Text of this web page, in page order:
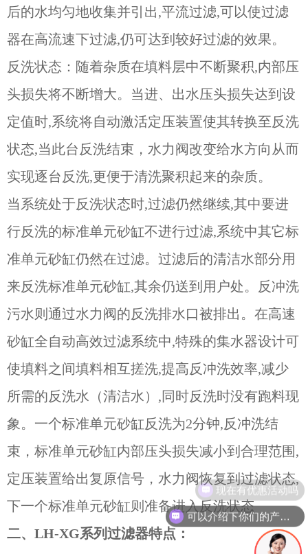
后的水均匀地收集并引出,平流过滤,可以使过滤
器在高流速下过滤,仍可达到较好过滤的效果。
反洗状态：随着杂质在填料层中不断聚积,内部压
头损失将不断增大。当进、出水压头损失达到设
定值时,系统将自动激活定压装置使其转换至反洗
状态,当此台反洗结束，水力阀改变给水方向从而
实现逐台反洗,更便于清洗聚积起来的杂质。
当系统处于反洗状态时,过滤仍然继续,其中要进
行反洗的标准单元砂缸不进行过滤,系统中其它标
准单元砂缸仍然在过滤。过滤后的清洁水部分用
来反洗标准单元砂缸,其余仍送到用户处。反冲洗
污水则通过水力阀的反洗排水口被排出。在高速
砂缸全自动高效过滤系统中,特殊的集水器设计可
使填料之间填料相互搓洗,提高反冲洗效率,减少
所需的反洗水（清洁水）,同时反洗时没有跑料现
象。一个标准单元砂缸反洗为2分钟,反冲洗结
束，标准单元砂缸内部压头损失减小到合理范围,
定压装置给出复原信号，水力阀恢复到过滤状态,
下一个标准单元砂缸则准备进入反洗状态
二、LH-XG系列过滤器特点：
可以介绍下你们的产品么
现在有优惠活动吗